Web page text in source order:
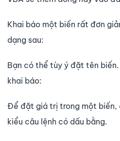
Khai báo một biến rất đơn
dạng sau:
Bạn có thể tùy ý đặt tên
khai báo:
Để đặt giá trị trong một biến,
kiểu câu lệnh có dấu bằng.